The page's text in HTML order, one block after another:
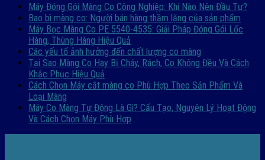
Máy Đóng Gói Màng Co Công Nghiệp: Khi Nào Nên Đầu Tư?
Bao bì màng co: Người bán hàng thầm lặng của sản phẩm
Máy Bọc Màng Co PE 5540-4535: Giải Pháp Đóng Gói Lốc
Hàng, Thùng Hàng Hiệu Quả
Các yếu tố ảnh hưởng đến chất lượng co màng
Tại Sao Màng Co Hay Bị Cháy, Rách, Co Không Đều Và Cách
Khắc Phục Hiệu Quả
Cách Chọn Máy cắt màng co Phù Hợp Theo Sản Phẩm Và
Loại Màng
Máy Co Màng Tự Động Là Gì? Cấu Tạo, Nguyên Lý Hoạt Động
Và Cách Chọn Máy Phù Hợp